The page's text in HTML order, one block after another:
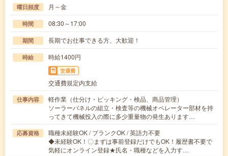
曜日頻度 月～金
時間 08:30～17:00
期間 長期でお仕事できる方、大歓迎！
時給 時給1400円
交通費
交通費規定内支給
仕事内容
軽作業（仕分け・ピッキング・検品、商品管理）
ソーラーパネルの組立・検査等の機械オペレーター部材を持
ってきて機械投入の際に多少重量物の発生あります…
応募資格
職種未経験OK / ブランクOK / 英語力不要
◆未経験OK！〇まずは事前登録だけでもOK！履歴書不要で
気軽にオンライン登録★氏名・職種などを入力す…